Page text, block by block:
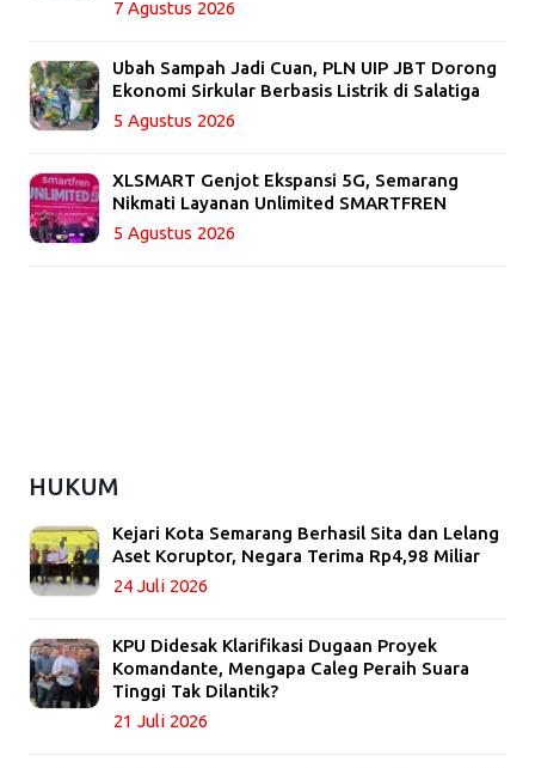
7 Agustus 2026
Ubah Sampah Jadi Cuan, PLN UIP JBT Dorong
Ekonomi Sirkular Berbasis Listrik di Salatiga
5 Agustus 2026
XLSMART Genjot Ekspansi 5G, Semarang
Nikmati Layanan Unlimited SMARTFREN
5 Agustus 2026
HUKUM
Kejari Kota Semarang Berhasil Sita dan Lelang
Aset Koruptor, Negara Terima Rp4,98 Miliar
24 Juli 2026
KPU Didesak Klarifikasi Dugaan Proyek
Komandante, Mengapa Caleg Peraih Suara
Tinggi Tak Dilantik?
21 Juli 2026